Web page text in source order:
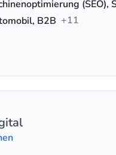
B2B +11